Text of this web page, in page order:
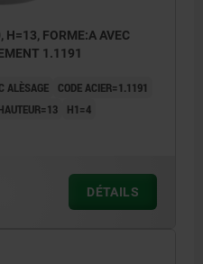
H=13, FORME:A AVEC
1.1191
ALÈSAGE
CODE ACIER=1.1191
H1=4
DÉTAILS